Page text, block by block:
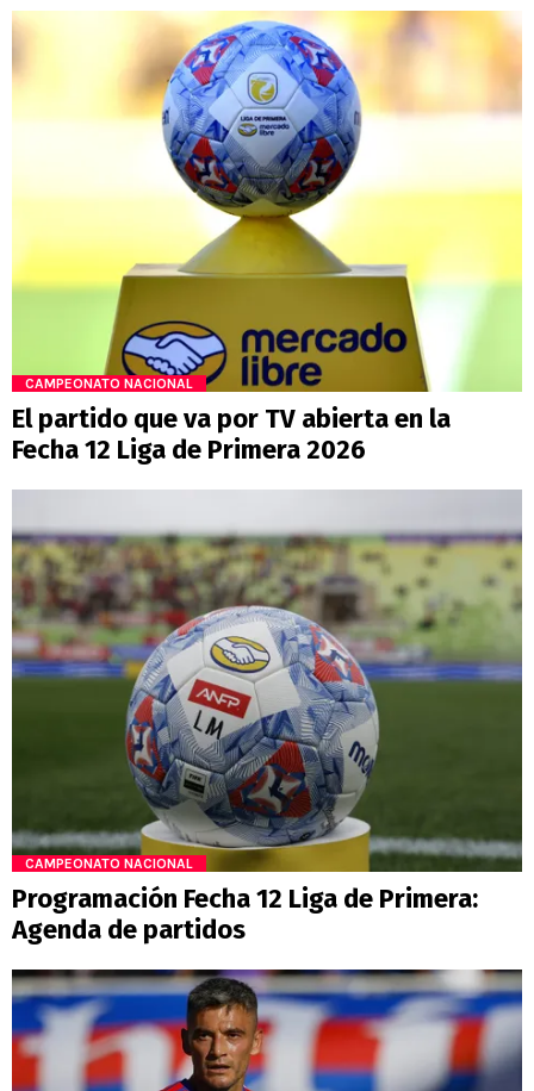
CAMPEONATO NACIONAL
El partido que va por TV abierta en la
Fecha 12 Liga de Primera 2026
CAMPEONATO NACIONAL
Programación Fecha 12 Liga de Primera:
Agenda de partidos